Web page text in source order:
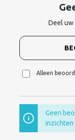
Deel uw
Alleen
Geen
inzichten